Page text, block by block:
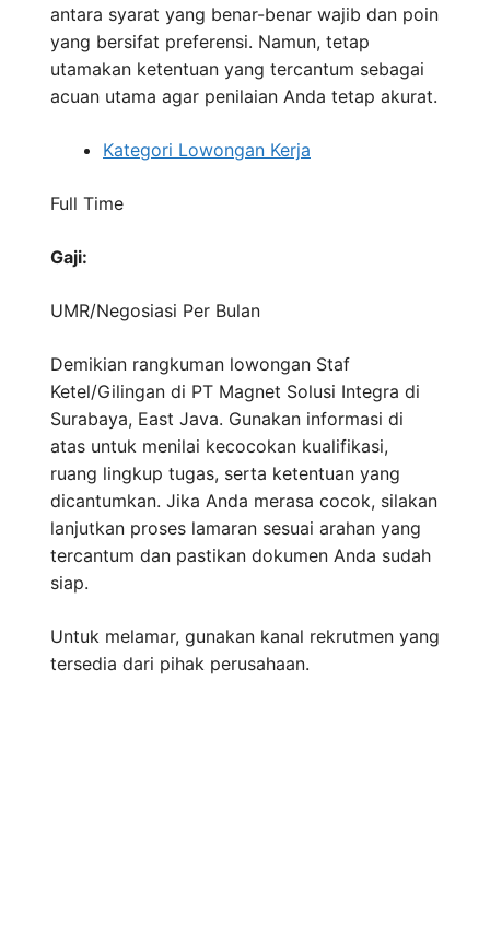
antara syarat yang benar-benar wajib dan poin
yang bersifat preferensi. Namun, tetap
utamakan ketentuan yang tercantum sebagai
acuan utama agar penilaian Anda tetap akurat.
Kategori Lowongan Kerja
Full Time
Gaji:
UMR/Negosiasi Per Bulan
Demikian rangkuman lowongan Staf
Ketel/Gilingan di PT Magnet Solusi Integra di
Surabaya, East Java. Gunakan informasi di
atas untuk menilai kecocokan kualifikasi,
ruang lingkup tugas, serta ketentuan yang
dicantumkan. Jika Anda merasa cocok, silakan
lanjutkan proses lamaran sesuai arahan yang
tercantum dan pastikan dokumen Anda sudah
siap.
Untuk melamar, gunakan kanal rekrutmen yang
tersedia dari pihak perusahaan.